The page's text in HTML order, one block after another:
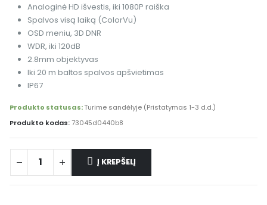
Analoginė HD išvestis, iki 1080P raiška
Spalvos visą laiką (ColorVu)
OSD meniu, 3D DNR
WDR, iki 120dB
2.8mm objektyvas
Iki 20 m baltos spalvos apšvietimas
IP67
Produkto statusas:Turime sandėlyje (Pristatymas 1-3 d.d.)
Produkto kodas:73045d0440b8
Į KREPŠELĮ
Alternative: